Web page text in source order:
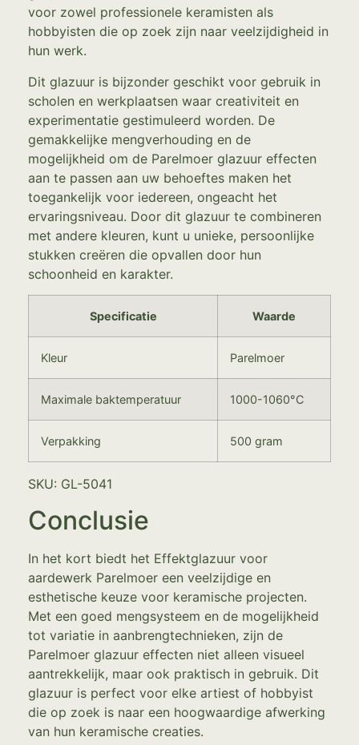
voor zowel professionele keramisten als
hobbyisten die op zoek zijn naar veelzijdigheid in
hun werk.
Dit glazuur is bijzonder geschikt voor gebruik in
scholen en werkplaatsen waar creativiteit en
experimentatie gestimuleerd worden. De
gemakkelijke mengverhouding en de
mogelijkheid om de Parelmoer glazuur effecten
aan te passen aan uw behoeftes maken het
toegankelijk voor iedereen, ongeacht het
ervaringsniveau. Door dit glazuur te combineren
met andere kleuren, kunt u unieke, persoonlijke
stukken creëren die opvallen door hun
schoonheid en karakter.
Specificatie Waarde
Kleur Parelmoer
Maximale baktemperatuur 1000-1060°C
Verpakking 500 gram
SKU: GL-5041
Conclusie
In het kort biedt het Effektglazuur voor
aardewerk Parelmoer een veelzijdige en
esthetische keuze voor keramische projecten.
Met een goed mengsysteem en de mogelijkheid
tot variatie in aanbrengtechnieken, zijn de
Parelmoer glazuur effecten niet alleen visueel
aantrekkelijk, maar ook praktisch in gebruik. Dit
glazuur is perfect voor elke artiest of hobbyist
die op zoek is naar een hoogwaardige afwerking
van hun keramische creaties.